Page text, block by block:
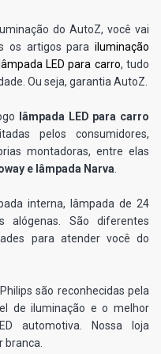
do AutoZ, você vai
os artigos para iluminação
lâmpada LED para carro, tudo
Ou seja, garantia AutoZ.
lâmpada LED para carro
pelos consumidores,
montadoras, entre elas
e lâmpada Narva
interna, lâmpada de 24
alógenas. São diferentes
para atender você do
são reconhecidas pela
de iluminação e o melhor
automotiva. Nossa loja
branca.